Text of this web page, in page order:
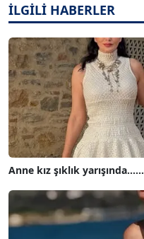
İLGİLİ HABERLER
Anne kız şıklık yarışında......